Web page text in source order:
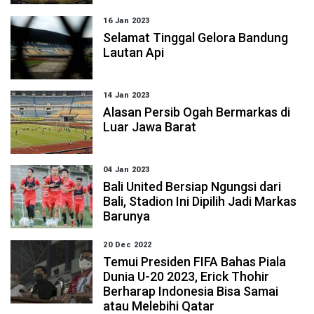
16 Jan 2023
Selamat Tinggal Gelora Bandung
Lautan Api
14 Jan 2023
Alasan Persib Ogah Bermarkas di
Luar Jawa Barat
04 Jan 2023
Bali United Bersiap Ngungsi dari
Bali, Stadion Ini Dipilih Jadi Markas
Barunya
20 Dec 2022
Temui Presiden FIFA Bahas Piala
Dunia U-20 2023, Erick Thohir
Berharap Indonesia Bisa Samai
atau Melebihi Qatar